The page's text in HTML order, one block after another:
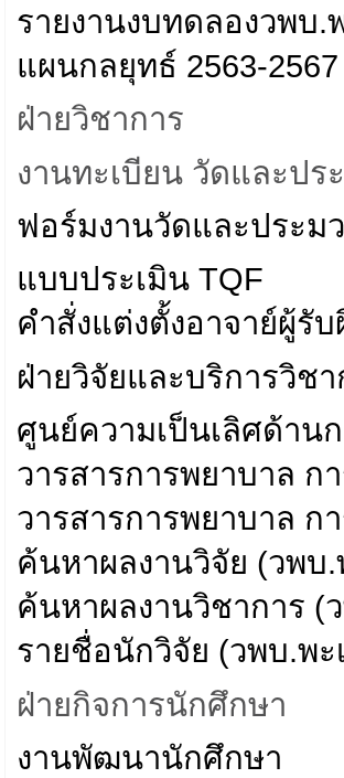
รายงานงบทดลองวพบ.
แผนกลยุทธ์ 2563-2567
ฝ่ายวิชาการ
งานทะเบียน วัดและปร
ฟอร์มงานวัดและประม
แบบประเมิน TQF
คำสั่งแต่งตั้งอาจาย์ผู้รั
ฝ่ายวิจัยและบริการวิชา
ศูนย์ความเป็นเลิศด้าน
วารสารการพยาบาล
วารสารการพยาบาล
ค้นหาผลงานวิจัย (วพบ.
ค้นหาผลงานวิชาการ (
รายชื่อนักวิจัย (วพบ.พะ
ฝ่ายกิจการนักศึกษา
งานพัฒนานักศึกษา